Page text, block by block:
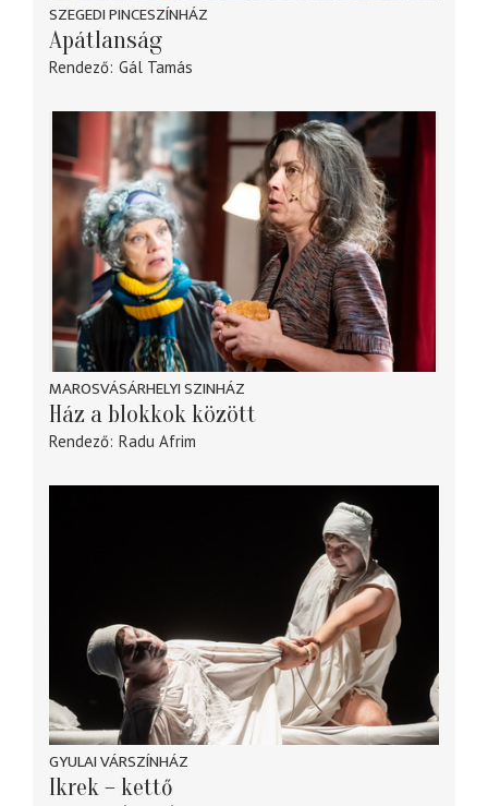
SZEGEDI PINCESZÍNHÁZ
Apátlanság
Rendező Gál Tamás
MAROSVÁSÁRHELYI SZINHÁZ
Ház a blokkok között
Rendező Radu Afrim
GYULAI VÁRSZÍNHÁZ
Ikrek – kettő